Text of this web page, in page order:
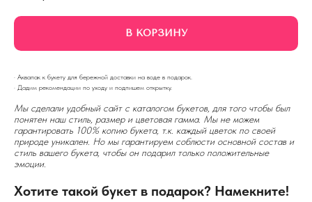
В КОРЗИНУ
· Аквапак к букету для бережной доставки на воде в подарок.
· Дадим рекомендации по уходу и подпишем открытку.
Мы сделали удобный сайт с каталогом букетов, для того чтобы был
понятен наш стиль, размер и цветовая гамма. Мы не можем
гарантировать 100% копию букета, т.к. каждый цветок по своей
природе уникален. Но мы гарантируем соблюсти основной состав и
стиль вашего букета, чтобы он подарил только положительные
эмоции.
Хотите такой букет в подарок? Намекните!